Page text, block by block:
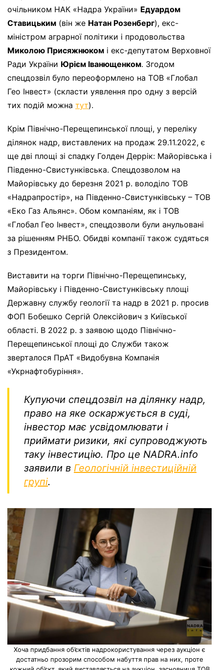
очільником НАК «Надра України» Едуардом
Ставицьким (він же Натан Розенберг), екс-
міністром аграрної політики і продовольства
Миколою Присяжнюком і екс-депутатом Верховної
Ради України Юрієм Іванющенком. Згодом
спецдозвіл було переоформлено на ТОВ «Глобал
Гео Інвест» (скласти уявлення про одну з версій
тих подій можна тут).
Крім Північно-Перещепинської площі, у переліку
ділянок надр, виставлених на продаж 29.11.2022, є
ще дві площі зі спадку Голден Деррік: Майорівська і
Південно-Свистунківська. Спецдозволом на
Майорівську до березня 2021 р. володіло ТОВ
«Надрапростір», на Південно-Свистунківську – ТОВ
«Еко Газ Альянс». Обом компаніям, як і ТОВ
«Глобал Гео Інвест», спецдозволи були анульовані
за рішенням РНБО. Обидві компанії також судяться
з Президентом.
Виставити на торги Північно-Перещепинську,
Майорівську і Південно-Свистунківську площі
Державну службу геології та надр в 2021 р. просив
ФОП Бобешко Сергій Олексійович з Київської
області. В 2022 р. з заявою щодо Північно-
Перещепинської площі до Служби також
зверталося ПрАТ «Видобувна Компанія
«Укрнафтобуріння».
Купуючи спецдозвіл на ділянку надр,
право на яке оскаржується в суді,
інвестор має усвідомлювати і
приймати ризики, які супроводжують
таку інвестицію. Про це NADRA.info
заявили в Геологічній інвестиційній
групі.
Хоча придбання об’єктів надрокористування через аукціон є
достатньо прозорим способом набуття прав на них, проте